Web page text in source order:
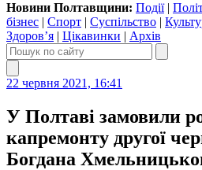
Новини Полтавщини: Події|
бізнес | Спорт | Суспільство |
Здоров’я | Цікавинки | Архів
22 червня 2021, 16:41
У Полтаві замовили
капремонту другої
Богдана